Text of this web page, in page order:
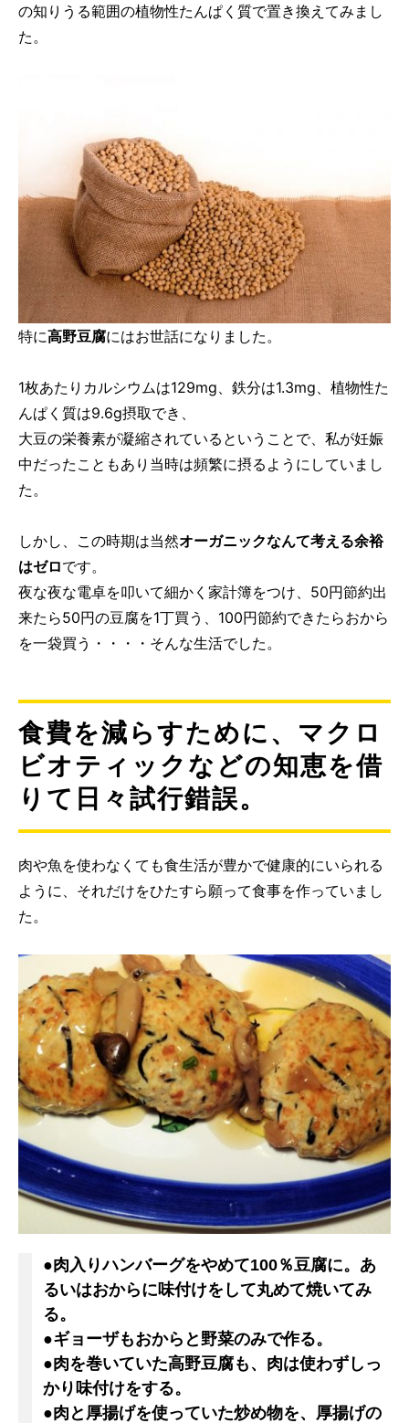
の知りうる範囲の植物性たんぱく質で置き換えてみまし
た。
特に高野豆腐にはお世話になりました。
1枚あたりカルシウムは129mg、鉄分は1.3mg、植物性た
んぱく質は9.6g摂取でき、
大豆の栄養素が凝縮されているということで、私が妊娠
中だったこともあり当時は頻繁に摂るようにしていまし
た。
しかし、この時期は当然オーガニックなんて考える余裕
はゼロです。
夜な夜な電卓を叩いて細かく家計簿をつけ、50円節約出
来たら50円の豆腐を1丁買う、100円節約できたらおから
を一袋買う・・・・そんな生活でした。
食費を減らすために、マクロ
ビオティックなどの知恵を借
りて日々試行錯誤。
肉や魚を使わなくても食生活が豊かで健康的にいられる
ように、それだけをひたすら願って食事を作っていまし
た。
●肉入りハンバーグをやめて100％豆腐に。あ
るいはおからに味付けをして丸めて焼いてみ
る。
●ギョーザもおからと野菜のみで作る。
●肉を巻いていた高野豆腐も、肉は使わずしっ
かり味付けをする。
●肉と厚揚げを使っていた炒め物を、厚揚げの